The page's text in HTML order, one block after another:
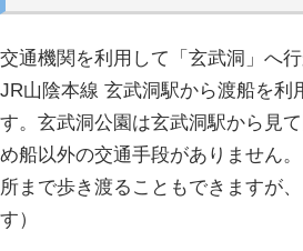
交通機関を利用して「玄武洞」へ
JR山陰本線 玄武洞駅から渡船を利
す。玄武洞公園は玄武洞駅から見
め船以外の交通手段がありません
所まで歩き渡ることもできますが
す）